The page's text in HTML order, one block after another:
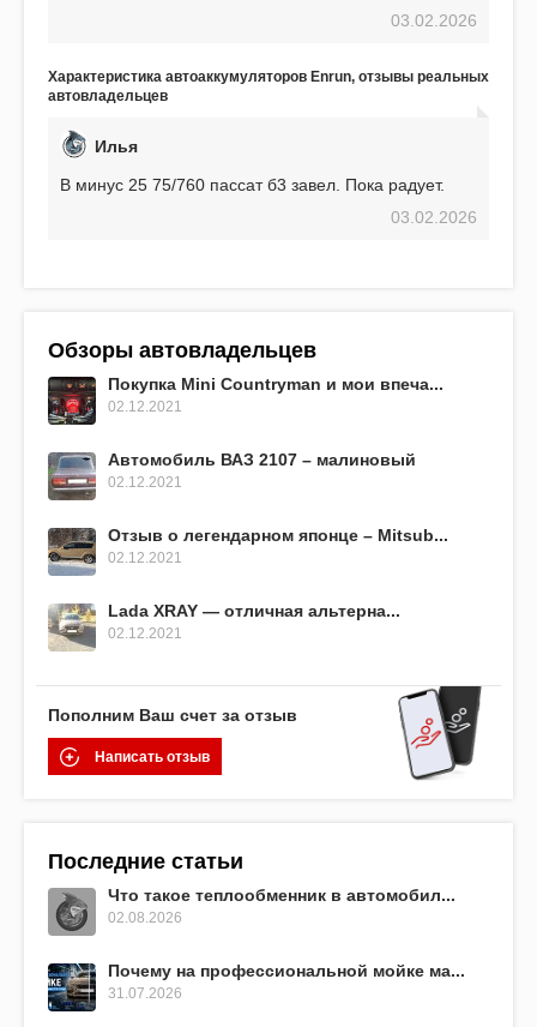
использования не было ни единой поломки,
EFB 75. Судя по характеристикам, он даже
превосходит предыдущую модель.
03.02.2026
Характеристика автоаккумуляторов Enrun, отзывы реальных
автовладельцев
Илья
В минус 25 75/760 пассат б3 завел. Пока радует.
03.02.2026
Обзоры автовладельцев
Покупка Mini Countryman и мои впеча...
02.12.2021
Автомобиль ВАЗ 2107 – малиновый
02.12.2021
Отзыв о легендарном японце – Mitsub...
02.12.2021
Lada XRAY — отличная альтерна...
02.12.2021
Пополним Ваш счет за отзыв
Написать отзыв
Последние статьи
Что такое теплообменник в автомобил...
02.08.2026
Почему на профессиональной мойке ма...
31.07.2026